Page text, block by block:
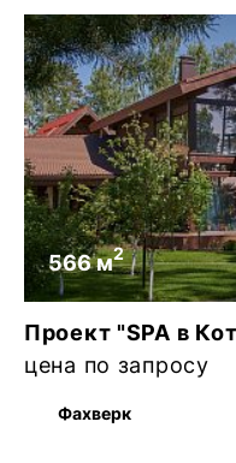
566 м2
Проект "SPA в
цена по запросу
Фахверк